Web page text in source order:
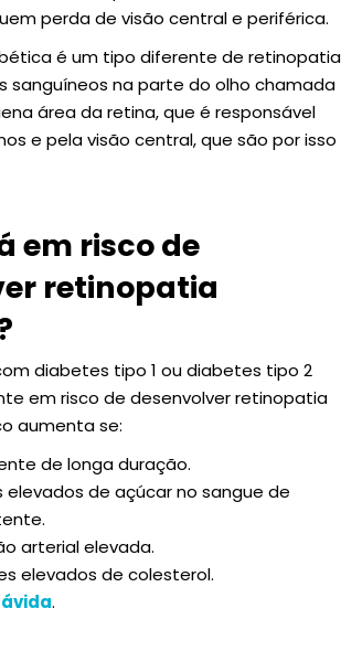
perda de visão central e periférica.
é um tipo diferente de retinopatia
sanguíneos na parte do olho chamada
área da retina, que é responsável
e pela visão central, que são por isso
em risco de
retinopatia
diabetes tipo 1 ou diabetes tipo 2
em risco de desenvolver retinopatia
aumenta se:
de longa duração.
elevados de açúcar no sangue de
arterial elevada.
elevados de colesterol.
.